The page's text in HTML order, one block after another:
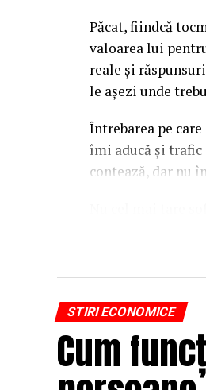
Păcat, fiindcă
valoarea lui
reale și
le așezi unde
Întrebarea pe
îmi aducă și trafic
contează, dar nu
reutilizat. Hai să
Google
Motoarele de
semnale despre
STIRI ECONOMICE
Cum